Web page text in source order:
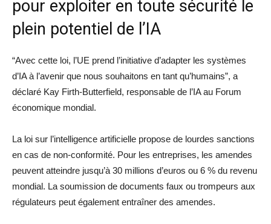
pour exploiter en toute sécurité le
plein potentiel de l’IA
“Avec cette loi, l’UE prend l’initiative d’adapter les systèmes
d’IA à l’avenir que nous souhaitons en tant qu’humains”, a
déclaré Kay Firth-Butterfield, responsable de l’IA au Forum
économique mondial.
La loi sur l’intelligence artificielle propose de lourdes sanctions
en cas de non-conformité. Pour les entreprises, les amendes
peuvent atteindre jusqu’à 30 millions d’euros ou 6 % du revenu
mondial. La soumission de documents faux ou trompeurs aux
régulateurs peut également entraîner des amendes.